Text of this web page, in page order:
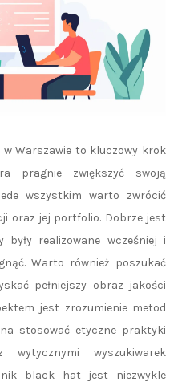
w Warszawie to kluczowy krok
pragnie zwiększyć swoją
wszystkim warto zwrócić
oraz jej portfolio. Dobrze jest
były realizowane wcześniej i
Warto również poszukać
pełniejszy obraz jakości
jest zrozumienie metod
stosować etyczne praktyki
wyszukiwarek
black hat jest niezwykle